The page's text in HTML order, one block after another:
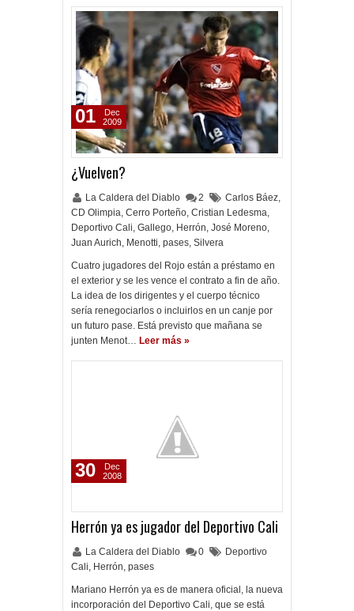
¿Vuelven?
La Caldera del Diablo 2 Carlos Báez,
CD Olimpia, Cerro Porteño, Cristian Ledesma,
Deportivo Cali, Gallego, Herrón, José Moreno,
Juan Aurich, Menotti, pases, Silvera
Cuatro jugadores del Rojo están a préstamo en
el exterior y se les vence el contrato a fin de año.
La idea de los dirigentes y el cuerpo técnico
sería renegociarlos o incluirlos en un canje por
un futuro pase. Está previsto que mañana se
junten Menot… Leer más »
01
Dec
2009
Herrón ya es jugador del Deportivo Cali
La Caldera del Diablo 0
Deportivo
Cali, Herrón, pases
Mariano Herrón ya es de manera oficial, la nueva
incorporación del Deportivo Cali, que se está
30
Dec
2008